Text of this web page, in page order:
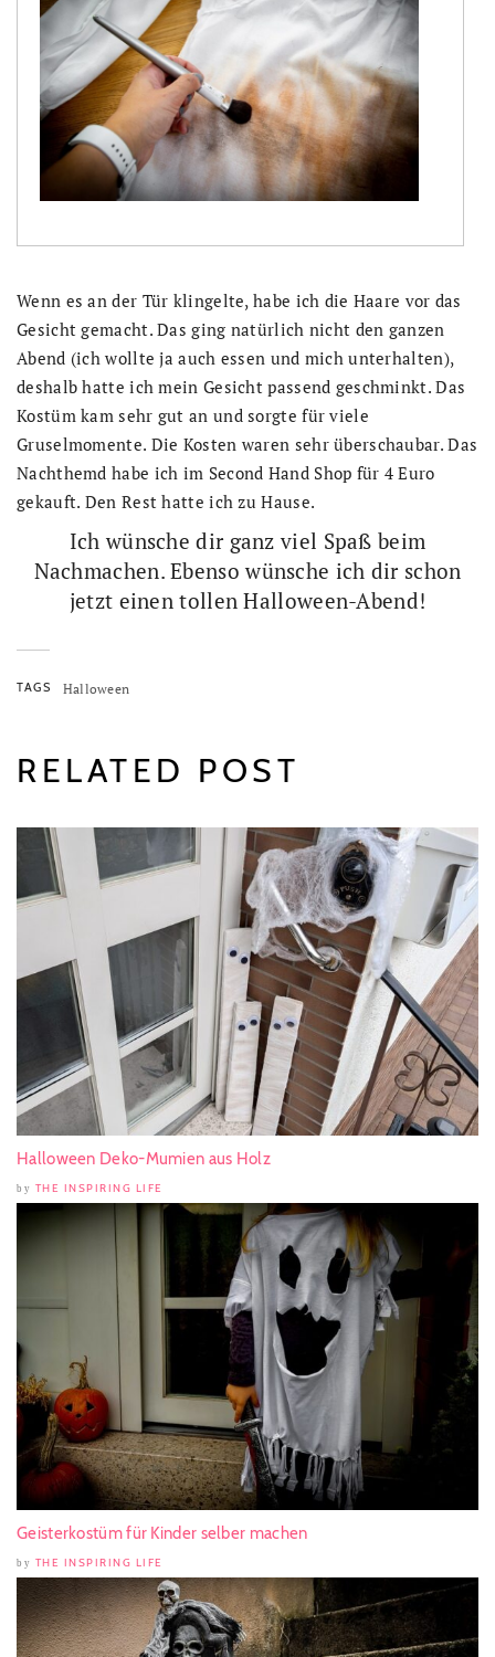
Wenn es an der Tür klingelte, habe ich die Haare vor das
Gesicht gemacht. Das ging natürlich nicht den ganzen
Abend (ich wollte ja auch essen und mich unterhalten),
deshalb hatte ich mein Gesicht passend geschminkt. Das
Kostüm kam sehr gut an und sorgte für viele
Gruselmomente. Die Kosten waren sehr überschaubar. Das
Nachthemd habe ich im Second Hand Shop für 4 Euro
gekauft. Den Rest hatte ich zu Hause.
Ich wünsche dir ganz viel Spaß beim
Nachmachen. Ebenso wünsche ich dir schon
jetzt einen tollen Halloween-Abend!
TAGS Halloween
RELATED POST
Halloween Deko-Mumien aus Holz
by THE INSPIRING LIFE
Geisterkostüm für Kinder selber machen
by THE INSPIRING LIFE